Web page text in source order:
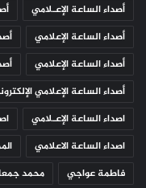
أصداء الساعة الإعـلامي
أصداء الساعة الإعلامي
أصداء الساعة الإعلامي
أصداء الساعة الإعلامي
اصداء الساعة الإعـلامي
اصداء الساعة الاعلامي
فاطمة عواجي
محمد